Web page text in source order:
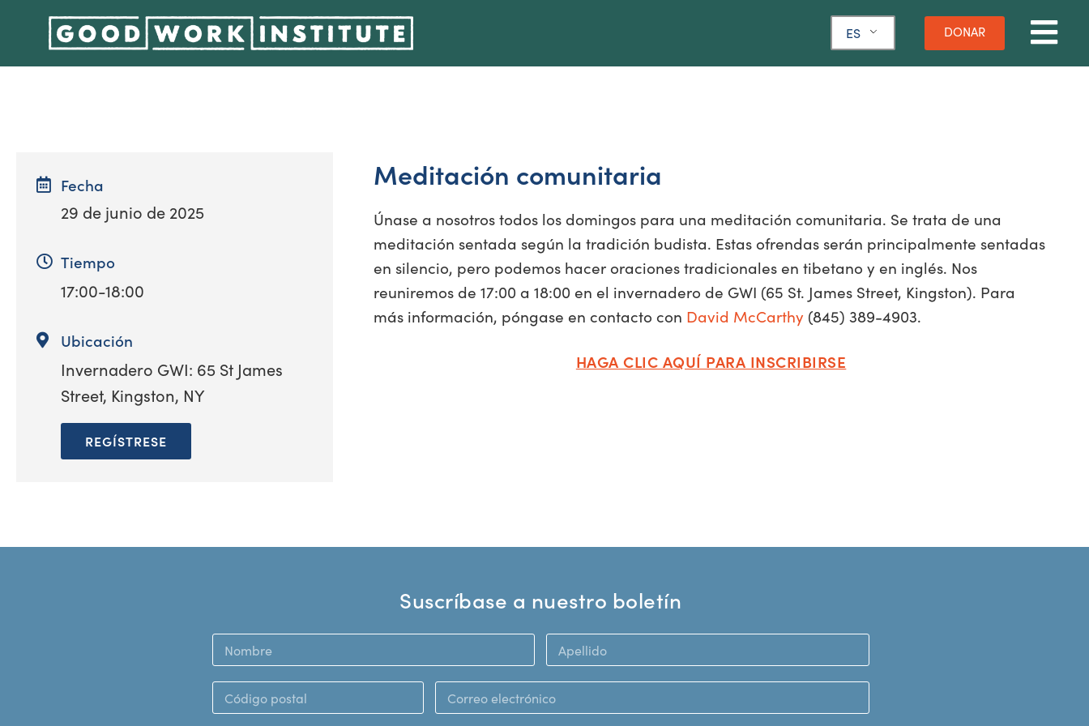
ES DONAR
Fecha
29 de junio de 2025
Tiempo
17:00-18:00
Ubicación
Invernadero GWI: 65 St James
Street, Kingston, NY
REGÍSTRESE
Meditación comunitaria
Únase a nosotros todos los domingos para una meditación comunitaria. Se trata de una
meditación sentada según la tradición budista. Estas ofrendas serán principalmente sentadas
en silencio, pero podemos hacer oraciones tradicionales en tibetano y en inglés. Nos
reuniremos de 17:00 a 18:00 en el invernadero de GWI (65 St. James Street, Kingston). Para
más información, póngase en contacto con David McCarthy (845) 389-4903.
HAGA CLIC AQUÍ PARA INSCRIBIRSE
Suscríbase a nuestro boletín